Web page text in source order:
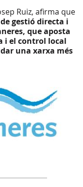
Ruiz, afirma que
gestió directa i
que aposta
el control local
una xarxa més